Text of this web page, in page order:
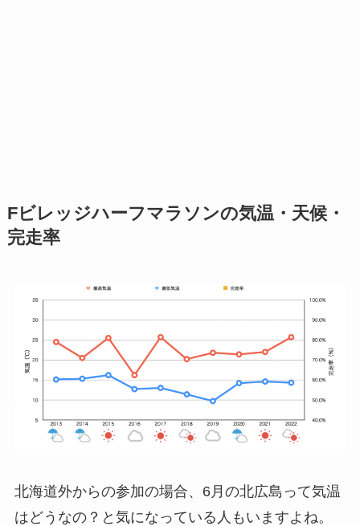
Fビレッジハーフマラソンの気温・天候・
完走率
北海道外からの参加の場合、6月の北広島って気温
はどうなの？と気になっている人もいますよね。